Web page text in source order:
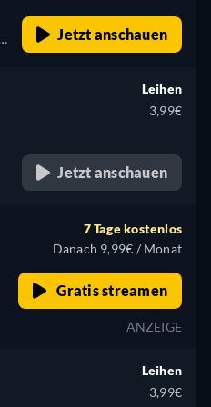
Jetzt anschauen
Leihen
3,99€
Jetzt anschauen
7 Tage kostenlos
Danach 9,99€ / Monat
Gratis streamen
ANZEIGE
Leihen
3,99€